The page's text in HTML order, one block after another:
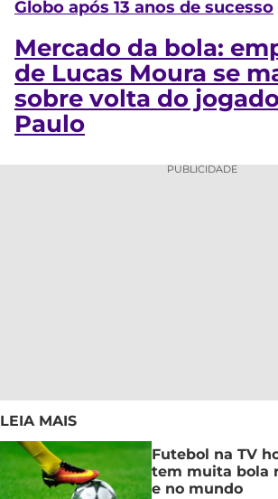
Globo após 13 anos de sucesso
Mercado da bola:
de Lucas Moura se
sobre volta do
Paulo
PUBLICIDADE
LEIA MAIS
Futebol na TV
tem muita bola
e no mundo